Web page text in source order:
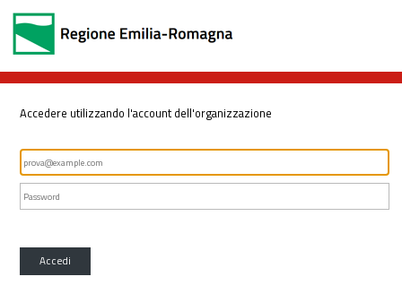
Accedere utilizzando l'account dell'organizzazione
Accedi